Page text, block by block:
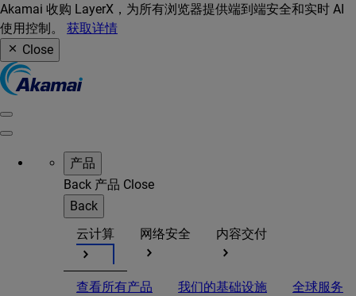
Akamai 收购 LayerX，为所有浏览器提供端到端安全和实时 AI
使用控制。 获取详情
Close
产品
Back 产品 Close
Back
云计算
网络安全 内容交付
查看所有产品 我们的基础设施 全球服务